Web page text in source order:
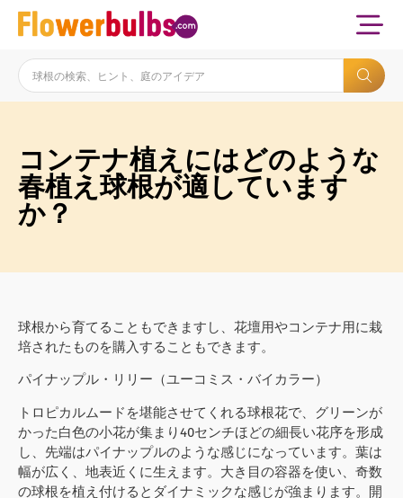
コンテナ植えにはどのような
春植え球根が適しています
か？
球根から育てることもできますし、花壇用やコンテナ用に栽
培されたものを購入することもできます。
パイナップル・リリー（ユーコミス・バイカラー）
トロピカルムードを堪能させてくれる球根花で、グリーンが
かった白色の小花が集まり40センチほどの細長い花序を形成
し、先端はパイナップルのような感じになっています。葉は
幅が広く、地表近くに生えます。大き目の容器を使い、奇数
の球根を植え付けるとダイナミックな感じが強まります。開